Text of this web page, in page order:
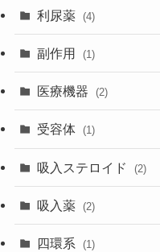
利尿薬 (4)
副作用 (1)
医療機器 (2)
受容体 (1)
吸入ステロイド (2)
吸入薬 (2)
四環系 (1)